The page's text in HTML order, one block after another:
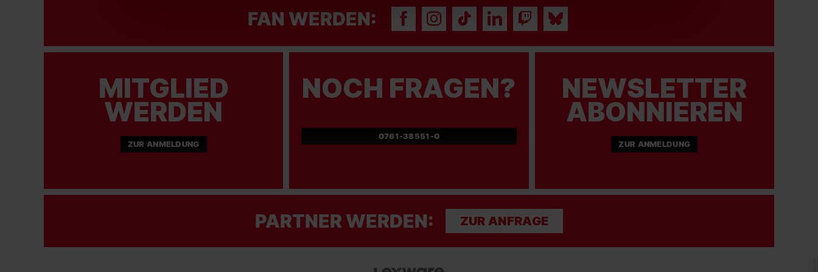
FAN WERDEN:
MITGLIED
WERDEN
ZUR ANMELDUNG
NOCH FRAGEN?
0761-38551-0
NEWSLETTER
ABONNIEREN
ZUR ANMELDUNG
PARTNER WERDEN: ZUR ANFRAGE